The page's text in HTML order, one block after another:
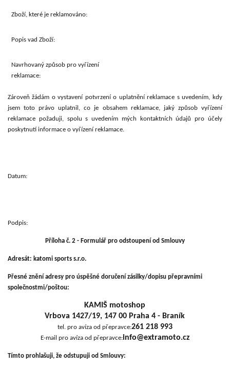
Zboží, které je reklamováno:
Popis vad Zboží:
Navrhovaný způsob pro vyřízení
reklamace:
Zároveň žádám o vystavení potvrzení o uplatnění reklamace s uvedením, kdy
jsem toto právo uplatnil, co je obsahem reklamace, jaký způsob vyřízení
reklamace požaduji, spolu s uvedením mých kontaktních údajů pro účely
poskytnutí informace o vyřízení reklamace.
Datum:
Podpis:
Příloha č. 2 - Formulář pro odstoupení od Smlouvy
Adresát: katomi sports s.r.o.
Přesné znění adresy pro úspěšné doručení zásilky/dopisu přepravními
společnostmi/poštou:
KAMIŠ motoshop
Vrbova 1427/19, 147 00 Praha 4 - Braník
tel. pro avíza od přepravce:261 218 993
E-mail pro avíza od přepravce:info@extramoto.cz
Tímto prohlašuji, že odstupuji od Smlouvy: